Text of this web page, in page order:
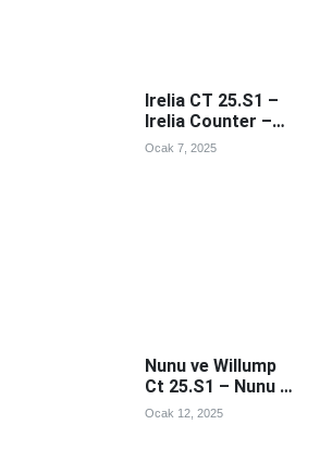
Irelia CT 25.S1 –
Irelia Counter –
Irealia Counterleri
Ocak 7, 2025
Nunu ve Willump
Ct 25.S1 – Nunu ve
Willump Counter –
Ocak 12, 2025